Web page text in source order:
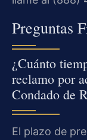
Preguntas
¿Cuánto
reclamo por
Condado de
El plazo de